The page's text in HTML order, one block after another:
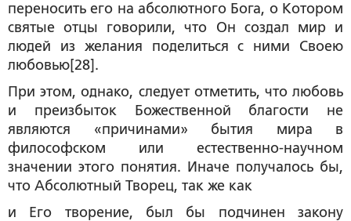
переносить его на абсолютного Бога, о Котором
святые отцы говорили, что Он создал мир и
людей из желания поделиться с ними Своею
любовью[28].
При этом, однако, следует отметить, что любовь
и преизбыток Божественной благости не
являются «причинами» бытия мира в
философском или естественно-научном
значении этого понятия. Иначе получалось бы,
что Абсолютный Творец, так же как
и Его творение, был бы подчинен закону